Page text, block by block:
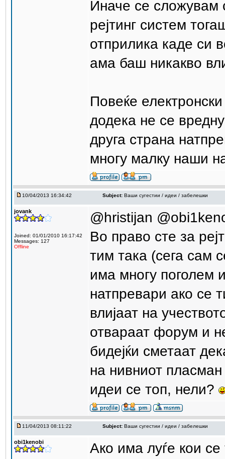
Иначе се сложувам
рејтинг систем
отприлика каде си
ама баш никакво
Повеќе
додека не се
друга страна
многу малку наши
10/04/2013 16:34:42 Subject: Ваши сугестии / идеи / забелешки
jovank
Joined: 01/01/2010 16:17:42
Messages: 127
Offline
@hristijan
Во право сте за
тим така (сега сам
има многу поголем
натпревари ако се
влијаат на
отвараат форум и
бидејќи сметаат
на нивниот
идеи се топ, нели?
11/04/2013 08:11:22 Subject: Ваши сугестии / идеи / забелешки
obi1kenobi
Ако има луѓе кои се